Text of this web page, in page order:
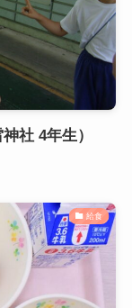
社 4年生）
給食